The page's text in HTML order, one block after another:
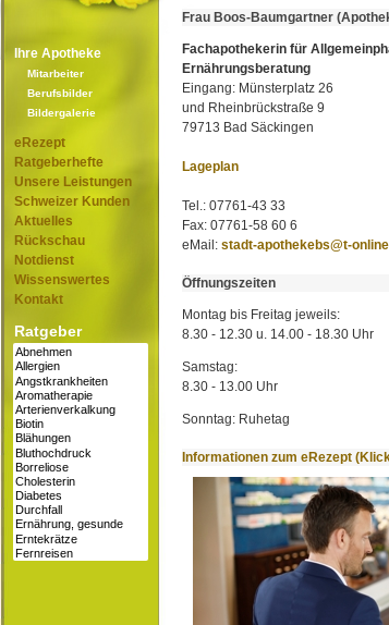
Ihre Apotheke
Mitarbeiter
Berufsbilder
Bildergalerie
eRezept
Ratgeberhefte
Unsere Leistungen
Schweizer Kunden
Aktuelles
Rückschau
Notdienst
Wissenswertes
Kontakt
Ratgeber
Frau Boos-Baumgartner
Fachapothekerin für
Ernährungsberatung
Eingang: Münsterplatz 26
und Rheinbrückstraße 9
79713 Bad Säckingen
Lageplan
Tel.: 07761-43 33
Fax: 07761-58 60 6
eMail: stadt-apothekebs@t-
Öffnungszeiten
Montag bis Freitag jeweils:
8.30 - 12.30 u. 14.00 - 18.30 Uhr
Samstag:
8.30 - 13.00 Uhr
Sonntag: Ruhetag
Informationen zum eRezept